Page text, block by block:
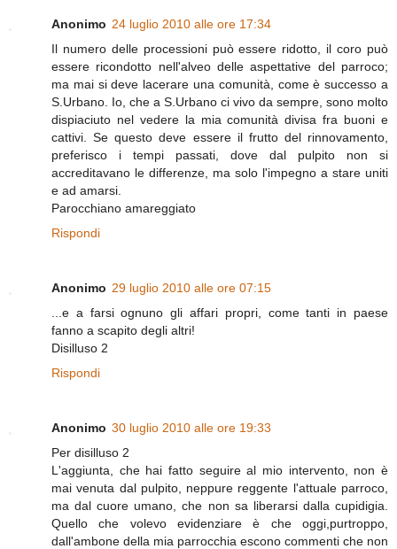
Anonimo 24 luglio 2010 alle ore 17:34
Il numero delle processioni può essere ridotto, il coro può
essere ricondotto nell'alveo delle aspettative del parroco;
ma mai si deve lacerare una comunità, come è successo a
S.Urbano. Io, che a S.Urbano ci vivo da sempre, sono molto
dispiaciuto nel vedere la mia comunità divisa fra buoni e
cattivi. Se questo deve essere il frutto del rinnovamento,
preferisco i tempi passati, dove dal pulpito non si
accreditavano le differenze, ma solo l'impegno a stare uniti
e ad amarsi.
Parocchiano amareggiato
Rispondi
Anonimo 29 luglio 2010 alle ore 07:15
...e a farsi ognuno gli affari propri, come tanti in paese
fanno a scapito degli altri!
Disilluso 2
Rispondi
Anonimo 30 luglio 2010 alle ore 19:33
Per disilluso 2
L'aggiunta, che hai fatto seguire al mio intervento, non è
mai venuta dal pulpito, neppure reggente l'attuale parroco,
ma dal cuore umano, che non sa liberarsi dalla cupidigia.
Quello che volevo evidenziare è che oggi,purtroppo,
dall'ambone della mia parrocchia escono commenti che non